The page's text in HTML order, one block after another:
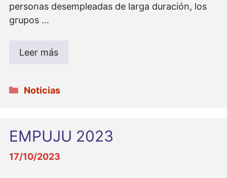
personas desempleadas de larga duración, los
grupos …
Leer más
Categorías
Noticias
EMPUJU 2023
17/10/2023